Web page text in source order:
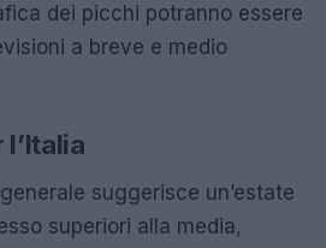
dei picchi potranno essere
a breve e medio
l’Italia
suggerisce un’estate
superiori alla media,